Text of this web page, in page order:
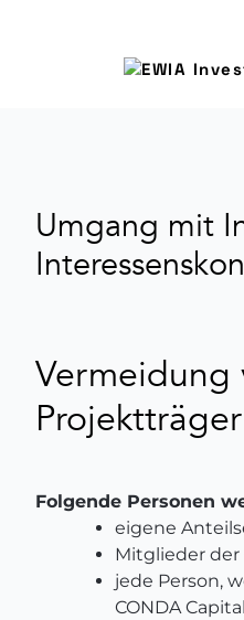
Umgang mit
Vermeidung
Folgende Personen
eigene
Mitglieder
jede Person,
CONDA